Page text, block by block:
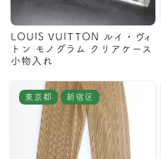
LOUIS VUITTON ルイ・ヴィ
トン モノグラム クリアケース
小物入れ
東京都 新宿区